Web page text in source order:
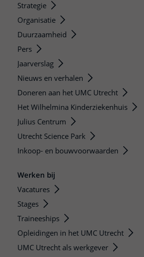
Strategie
Organisatie
Duurzaamheid
Pers
Jaarverslag
Nieuws en verhalen
Doneren aan het UMC Utrecht
Het Wilhelmina Kinderziekenhuis
Julius Centrum
Utrecht Science Park
Inkoop- en bouwvoorwaarden
Werken bij
Vacatures
Stages
Traineeships
Opleidingen in het UMC Utrecht
UMC Utrecht als werkgever